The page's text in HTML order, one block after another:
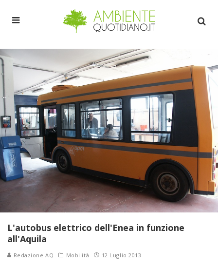
L'autobus elettrico dell'Enea in funzione
all'Aquila
Redazione AQ Mobilità 12 Luglio 2013